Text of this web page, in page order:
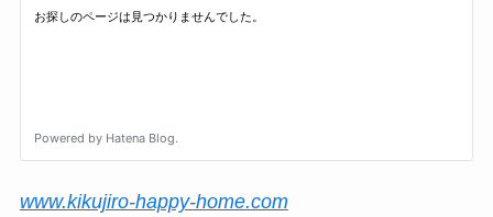
www.kikujiro-happy-home.com